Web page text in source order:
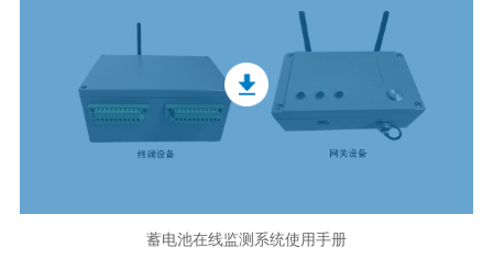
蓄电池在线监测系统使用手册